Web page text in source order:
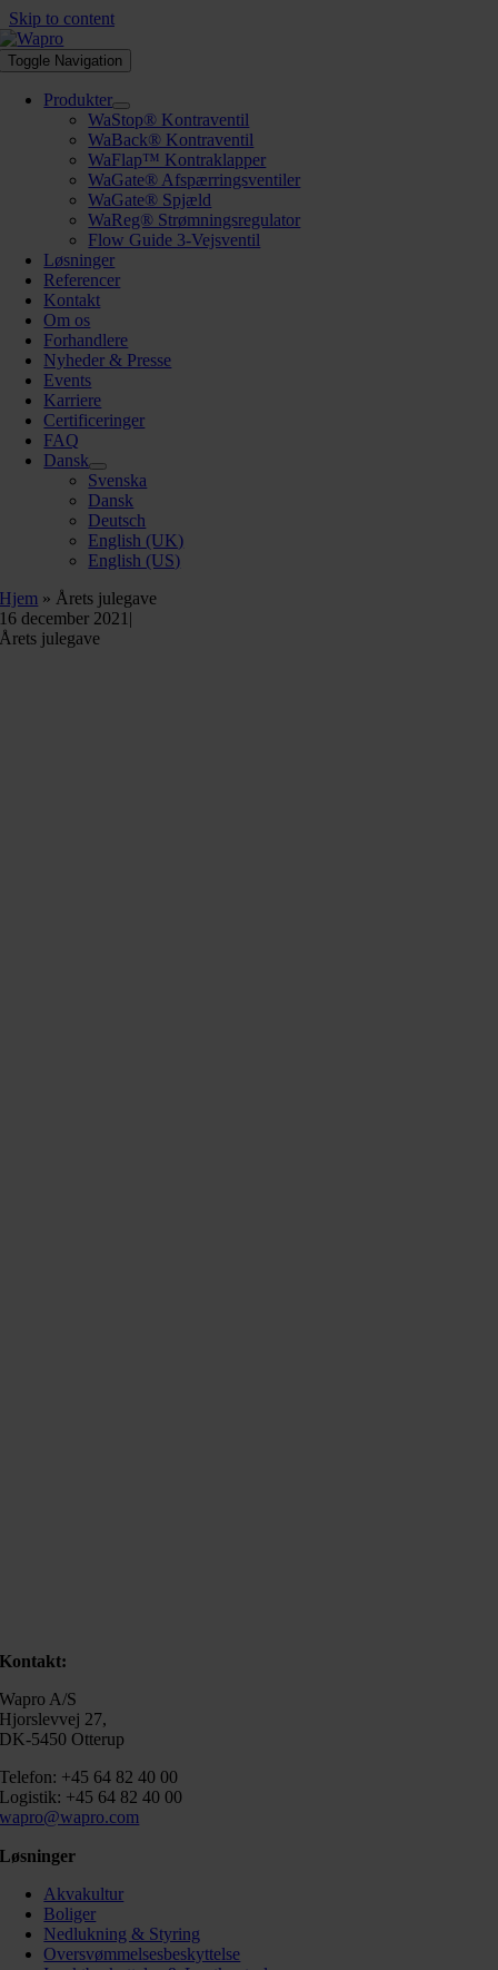
Skip to content
Toggle Navigation
Produkter
WaStop® Kontraventil
WaBack® Kontraventil
WaFlap™ Kontraklapper
WaGate® Afspærringsventiler
WaGate® Spjæld
WaReg® Strømningsregulator
Flow Guide 3-Vejsventil
Løsninger
Referencer
Kontakt
Om os
Forhandlere
Nyheder & Presse
Events
Karriere
Certificeringer
FAQ
Dansk
Svenska
Dansk
Deutsch
English (UK)
English (US)
Hjem » Årets julegave
16 december 2021 |
Årets julegave
Kontakt:
Wapro A/S
Hjorslevvej 27,
DK-5450 Otterup
Telefon: +45 64 82 40 00
Logistik: +45 64 82 40 00
wapro@wapro.com
Løsninger
Akvakultur
Boliger
Nedlukning & Styring
Oversvømmelsesbeskyttelse